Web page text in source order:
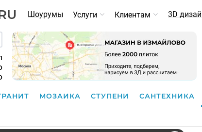
Шоурумы Услуги Клиентам 3D
МОЗАИКА СТУПЕНИ САНТЕХНИКА